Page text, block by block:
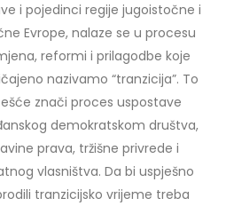
i pojedinci regije jugoistočne i
Evrope, nalaze se u procesu
reformi i prilagodbe koje
nazivamo “tranzicija”. To
znači proces uspostave
demokratskom društva,
prava, tržišne privrede i
vlasništva. Da bi uspješno
tranzicijsko vrijeme treba
dr Dario Galić – rezultati ispita
2026
dr Sead Rešić – rezultati ispita
dr Radoslav Galić – rezultati
2026